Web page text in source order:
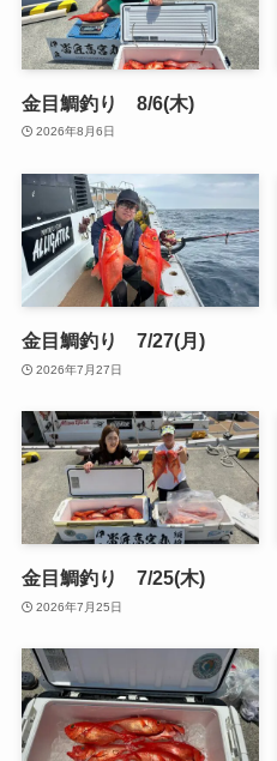
金目鯛釣り 8/6(木)
2026年8月6日
金目鯛釣り 7/27(月)
2026年7月27日
金目鯛釣り 7/25(木)
2026年7月25日